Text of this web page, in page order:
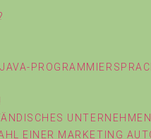
EINER MARKETING